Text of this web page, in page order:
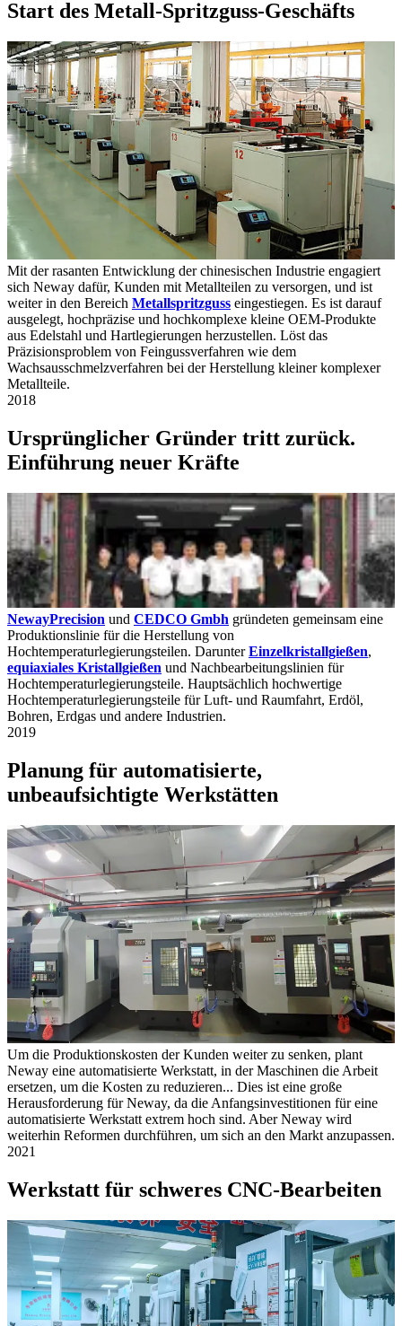
Start des Metall-Spritzguss-Geschäfts
Mit der rasanten Entwicklung der chinesischen Industrie engagiert
sich Neway dafür, Kunden mit Metallteilen zu versorgen, und ist
weiter in den Bereich Metallspritzguss eingestiegen. Es ist darauf
ausgelegt, hochpräzise und hochkomplexe kleine OEM-Produkte
aus Edelstahl und Hartlegierungen herzustellen. Löst das
Präzisionsproblem von Feingussverfahren wie dem
Wachsausschmelzverfahren bei der Herstellung kleiner komplexer
Metallteile.
2018
Ursprünglicher Gründer tritt zurück.
Einführung neuer Kräfte
NewayPrecision und CEDCO Gmbh gründeten gemeinsam eine
Produktionslinie für die Herstellung von
Hochtemperaturlegierungsteilen. DarunterEinzelkristallgießen,
equiaxiales Kristallgießen und Nachbearbeitungslinien für
Hochtemperaturlegierungsteile. Hauptsächlich hochwertige
Hochtemperaturlegierungsteile für Luft- und Raumfahrt, Erdöl,
Bohren, Erdgas und andere Industrien.
2019
Planung für automatisierte,
unbeaufsichtigte Werkstätten
Um die Produktionskosten der Kunden weiter zu senken, plant
Neway eine automatisierte Werkstatt, in der Maschinen die Arbeit
ersetzen, um die Kosten zu reduzieren... Dies ist eine große
Herausforderung für Neway, da die Anfangsinvestitionen für eine
automatisierte Werkstatt extrem hoch sind. Aber Neway wird
weiterhin Reformen durchführen, um sich an den Markt anzupassen.
2021
Werkstatt für schweres CNC-Bearbeiten